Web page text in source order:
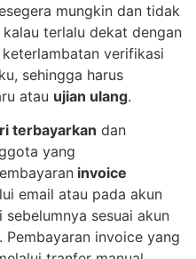
mungkin dan tidak
terlalu dekat dengan
verifikasi
sehingga harus
atau ujian ulang.
terbayarkan dan
yang
invoice
email atau pada akun
sesuai akun
invoice yang